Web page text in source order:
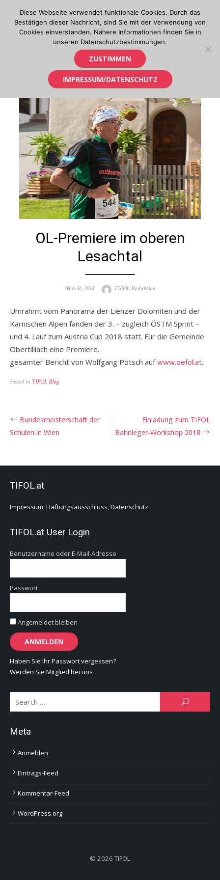
content
Orientierungslauf in Tirol
OL-Premiere im oberen
Lesachtal
Posted
Mai 31, 2018 Author
TIFOL Redaktion
Umrahmt vom Panorama der Lienzer Dolomiten und der
Karnischen Alpen fanden der 3. – zugleich ÖSTM Sprint –
und 4. Lauf zum Austria Cup 2018 statt. Für die Gemeinde
Obertilliach eine Premiere.
gesamter Bericht von Wolfgang Pötsch aufwww.oefol.at.
Posted in TIFOL Blog
Beitragsnavigation
Einladung zum TIFOL
Bahnleger-Workshop 2018
Bundesmeisterschaft der
Schulen in Wien
TIFOL.at
Impressum, Haftungsausschluss, Datenschutz
TIFOL.at User Login
Benutzername oder E-Mail-Adresse
Passwort
Angemeldet bleiben
Haben Sie Ihr Passwort vergessen?
Werden Sie Mitglied bei uns
SEARCH
Meta
Anmelden
Eintrags-Feed
Kommentar-Feed
WordPress.org
© 2026 TIFOL
Diese Webseite verwendet funktionale Cookies. Durch das
Bestätigen dieser Nachricht, sind Sie mit der Verwendung von
Cookies einverstanden. Nähere Informationen finden Sie in
unseren Datenschutzbestimmungen.
ZUSTIMMEN
IMPRESSUM/DATENSCHUTZ